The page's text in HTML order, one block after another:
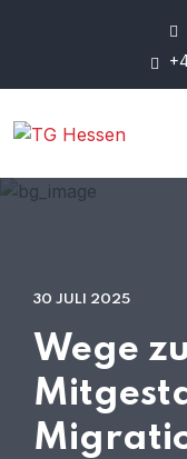
30 JULI 2025
Wege